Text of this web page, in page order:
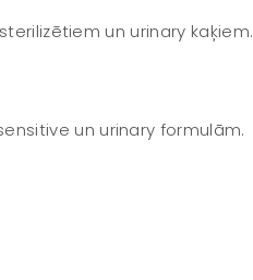
un urinary kaķiem.
un urinary formulām.